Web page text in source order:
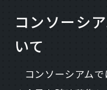
コンソーシ
いて
コンソーシアム